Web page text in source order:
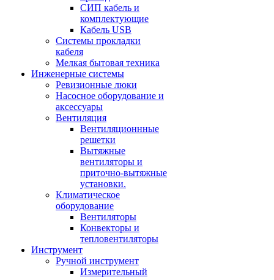
СИП кабель и
комплектующие
Кабель USB
Системы прокладки
кабеля
Мелкая бытовая техника
Инженерные системы
Ревизионные люки
Насосное оборудование и
аксессуары
Вентиляция
Вентиляционнные
решетки
Вытяжные
вентиляторы и
приточно-вытяжные
установки.
Климатическое
оборудование
Вентиляторы
Конвекторы и
тепловентиляторы
Инструмент
Ручной инструмент
Измерительный